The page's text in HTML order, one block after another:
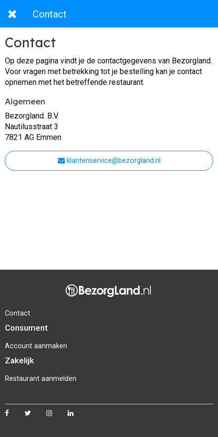
Contact
Contact
Op deze pagina vindt je de contactgegevens van Bezorgland.
Voor vragen met betrekking tot je bestelling kan je contact
opnemen met het betreffende restaurant.
Algemeen
Bezorgland. B.V.
Nautilusstraat 3
7821 AG Emmen
klantenservice@bezorgland.nl
Contact
Consument
Account aanmaken
Zakelijk
Restaurant aanmelden